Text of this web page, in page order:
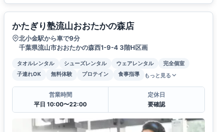
かたぎり塾流山おおたかの森店
北小金駅から車で9分
千葉県流山市おおたかの森西1-9-4 3階H区画
タオルレンタル シューズレンタル ウェアレンタル
完全個室
子連れOK
無料体験 プロテイン 食事指導 もっと見る
営業時間
平日 10:00〜22:00
定休日
要確認